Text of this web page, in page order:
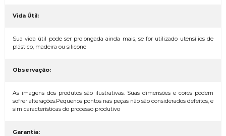
Vida Útil:
Sua vida útil pode ser prolongada ainda mais, se for utilizado utensílios de
plástico, madeira ou silicone
Observação:
As imagens dos produtos são ilustrativas. Suas dimensões e cores podem
sofrer alterações.Pequenos pontos nas peças não são considerados defeitos, e
sim características do processo produtivo
Garantia: